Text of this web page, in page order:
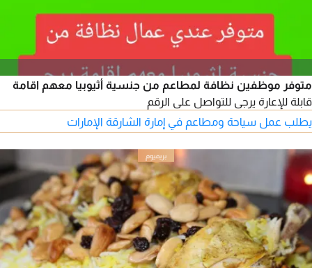
متوفر موظفين نظافة لمطاعم من جنسية أثيوبيا معهم اقامة
قابلة للإعارة يرجى للتواصل على الرقم
يطلب عمل سياحة ومطاعم في إمارة الشارقة الإمارات